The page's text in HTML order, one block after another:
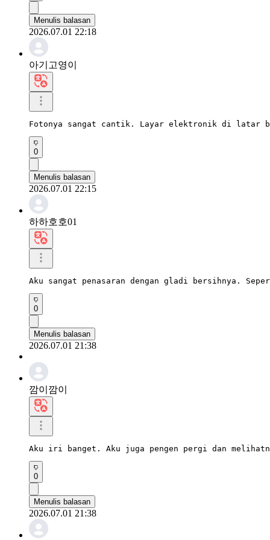
Menulis balasan
2026.07.01 22:18
아기고영이
Fotonya sangat cantik. Layar elektronik di latar
0
Menulis balasan
2026.07.01 22:15
하하호호01
Aku sangat penasaran dengan gladi bersihnya.
0
Menulis balasan
2026.07.01 21:38
깜이깜이
Aku iri banget. Aku juga pengen pergi dan
0
Menulis balasan
2026.07.01 21:38